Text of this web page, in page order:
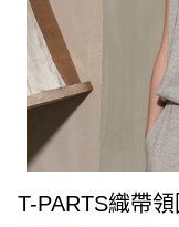
T-PARTS織帶